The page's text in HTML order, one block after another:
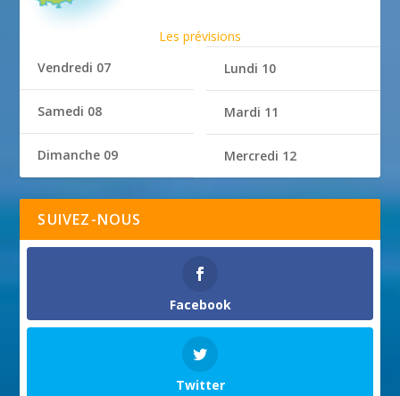
Les prévisions
Vendredi 07
Samedi 08
Dimanche 09
Lundi 10
Mardi 11
Mercredi 12
SUIVEZ-NOUS
Facebook
Twitter